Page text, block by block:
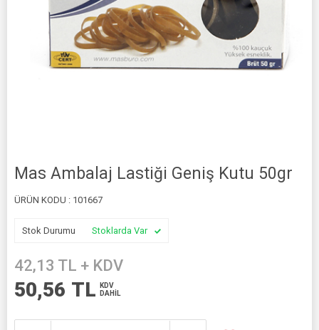
Mas Ambalaj Lastiği Geniş Kutu 50gr
ÜRÜN KODU : 101667
Stok Durumu Stoklarda Var
42,13 TL + KDV
50,56 TL
KDV
DAHİL